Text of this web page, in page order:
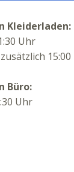
Kleiderladen:
Uhr
Büro:
Uhr